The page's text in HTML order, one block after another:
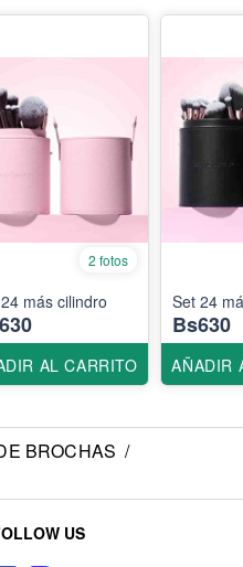
2 fotos
más cilindro
AL CARRITO
Set 24
Bs630
AÑADIR
BROCHAS /
US